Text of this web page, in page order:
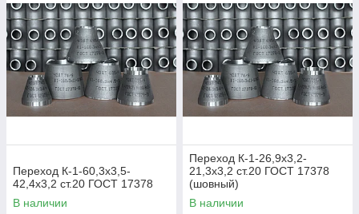
Переход К-1-60,3х3,5-
42,4х3,2 ст.20 ГОСТ 17378
В наличии
Переход К-1-26,9х3,2-
21,3х3,2 ст.20 ГОСТ 17378
(шовный)
В наличии